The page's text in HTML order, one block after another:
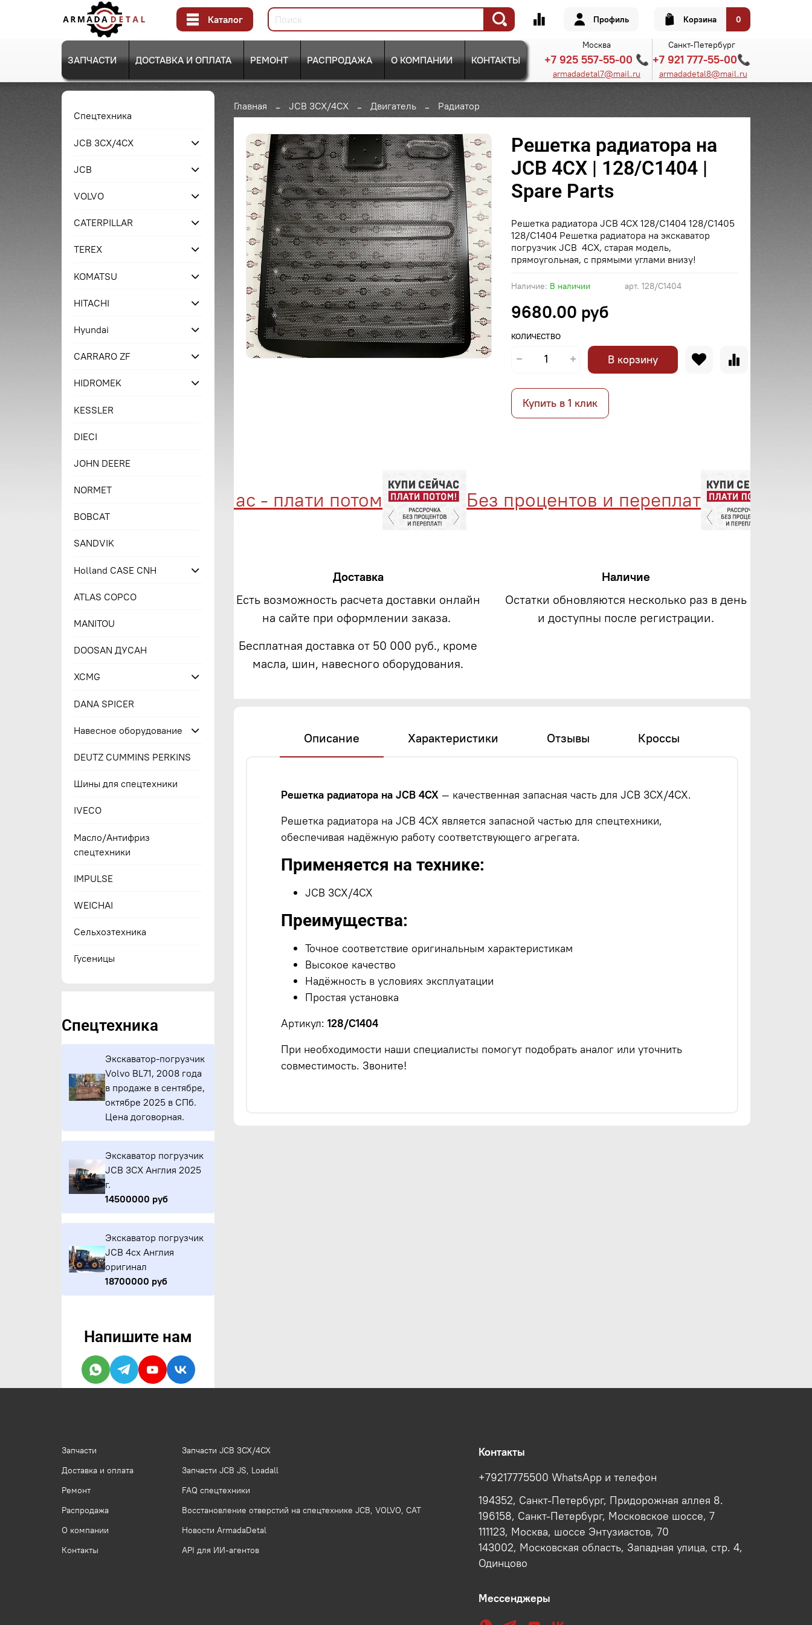
Каталог Профиль Корзина 0
ЗАПЧАСТИ ДОСТАВКА И ОПЛАТА РЕМОНТ РАСПРОДАЖА О КОМПАНИИ КОНТАКТЫ
Москва Санкт-Петербург
+7 925 557-55-00 📞 +7 921 777-55-00📞
armadadetal7@mail.ru armadadetal8@mail.ru
Главная JCB 3CX/4CX Двигатель Радиатор
арт.128/C1404
Наличие: В наличии
Решетка радиатора на
JCB 4CX | 128/C1404 |
Spare Parts
9680.00 руб
КОЛИЧЕСТВО
В корзину
Купить в 1 клик
Решетка радиатора JCB 4CX 128/C1404 128/C1405
128/C1404 Решетка радиатора на экскаватор
погрузчик JCB 4CX, старая модель,
прямоугольная, с прямыми углами внизу!
Купи сейчас - плати потом Без процентов и переплат
Доставка
Есть возможность расчета доставки онлайн
на сайте при оформлении заказа.
Бесплатная доставка от 50 000 руб., кроме
масла, шин, навесного оборудования.
Наличие
Остатки обновляются несколько раз в день
и доступны после регистрации.
Описание Характеристики Отзывы Кроссы
Решетка радиатора на JCB 4CX — качественная запасная часть для JCB 3CX/4CX.
Решетка радиатора на JCB 4CX является запасной частью для спецтехники,
обеспечивая надёжную работу соответствующего агрегата.
Применяется на технике:
JCB 3CX/4CX
Преимущества:
Точное соответствие оригинальным характеристикам
Высокое качество
Надёжность в условиях эксплуатации
Простая установка
Артикул:128/C1404
При необходимости наши специалисты помогут подобрать аналог или уточнить
совместимость. Звоните!
Спецтехника
JCB 3CX/4CX
JCB
VOLVO
CATERPILLAR
TEREX
KOMATSU
HITACHI
Hyundai
CARRARO ZF
HIDROMEK
KESSLER
DIECI
JOHN DEERE
NORMET
BOBCAT
SANDVIK
Holland CASE CNH
ATLAS COPCO
MANITOU
DOOSAN ДУСАН
XCMG
DANA SPICER
Навесное оборудование
DEUTZ CUMMINS PERKINS
Шины для спецтехники
IVECO
Масло/Антифриз
спецтехники
IMPULSE
WEICHAI
Сельхозтехника
Гусеницы
Спецтехника
Экскаватор-погрузчик
Volvo BL71, 2008 года
в продаже в сентябре,
октябре 2025 в СПб.
Цена договорная.
Экскаватор погрузчик
JCB 3CX Англия 2025
г.
14500000 руб
Экскаватор погрузчик
JCB 4cx Англия
оригинал
18700000 руб
Напишите нам
Запчасти
Доставка и оплата
Ремонт
Распродажа
О компании
Контакты
Запчасти JCB 3CX/4CX
Запчасти JCB JS, Loadall
FAQ спецтехники
Восстановление отверстий на спецтехнике JCB, VOLVO, CAT
Новости ArmadaDetal
API для ИИ-агентов
Контакты
+79217775500 WhatsApp и телефон
194352, Санкт-Петербург, Придорожная аллея 8.
196158, Санкт-Петербург, Московское шоссе, 7
111123, Москва, шоссе Энтузиастов, 70
143002, Московская область, Западная улица, стр. 4,
Одинцово
Мессенджеры